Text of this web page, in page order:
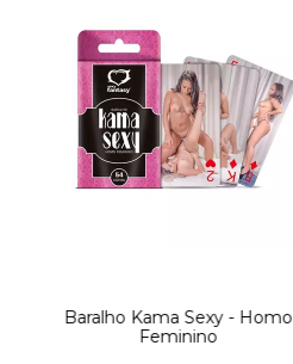
Baralho Kama Sexy - Homo
Feminino